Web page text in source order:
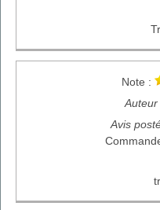
Note :
Auteur
Avis